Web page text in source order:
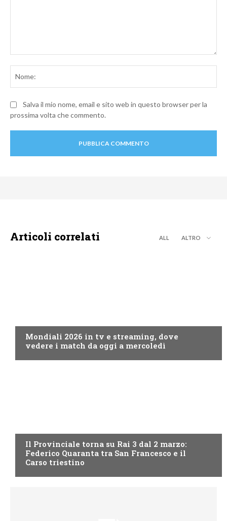
Salva il mio nome, email e sito web in questo browser per la
prossima volta che commento.
Articoli correlati ALL ALTRO
Mondiali 2026 in tv e streaming, dove
vedere i match da oggi a mercoledì
Il Provinciale torna su Rai 3 dal 2 marzo:
Federico Quaranta tra San Francesco e il
Carso triestino